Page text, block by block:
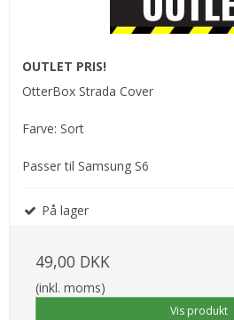
OUTLET PRIS!
OtterBox Strada Cover
Farve: Sort
Passer til Samsung S6
På lager
49,00 DKK
(inkl. moms)
Vis produkt